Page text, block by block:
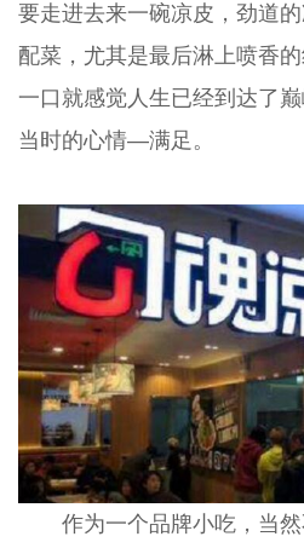
要走进去来一碗凉皮，劲道
配菜，尤其是最后淋上喷香
一口就感觉人生已经到达了
当时的心情—满足。
作为一个品牌小吃，当然